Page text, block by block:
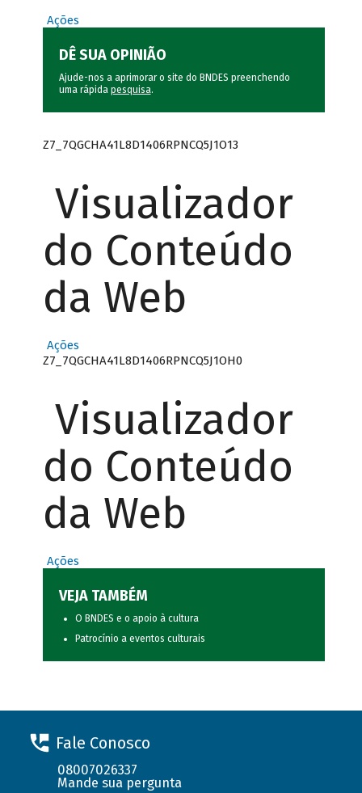
Ações
DÊ SUA OPINIÃO
Ajude-nos a aprimorar o site do BNDES preenchendo
uma rápida pesquisa.
Z7_7QGCHA41L8D1406RPNCQ5J1O13
Visualizador
do Conteúdo
da Web
Ações
Z7_7QGCHA41L8D1406RPNCQ5J1OH0
Visualizador
do Conteúdo
da Web
Ações
VEJA TAMBÉM
O BNDES e o apoio à cultura
Patrocínio a eventos culturais
Fale Conosco
08007026337
Mande sua pergunta